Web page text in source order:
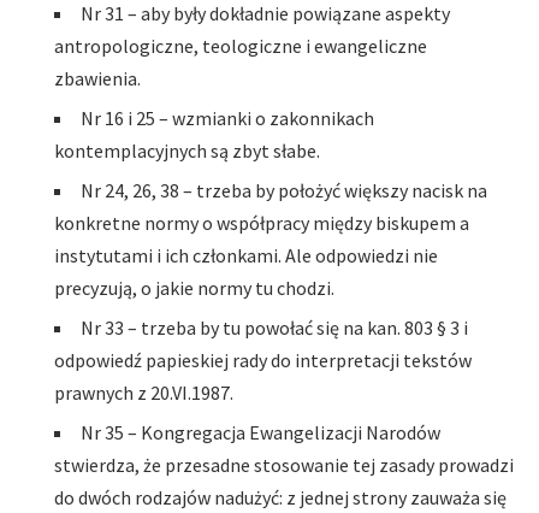
Nr 31 – aby były dokładnie powiązane aspekty
antropologiczne, teologiczne i ewangeliczne
zbawienia.
Nr 16 i 25 – wzmianki o zakonnikach
kontemplacyjnych są zbyt słabe.
Nr 24, 26, 38 – trzeba by położyć większy nacisk na
konkretne normy o współpracy między biskupem a
instytutami i ich członkami. Ale odpowiedzi nie
precyzują, o jakie normy tu chodzi.
Nr 33 – trzeba by tu powołać się na kan. 803 § 3 i
odpowiedź papieskiej rady do interpretacji tekstów
prawnych z 20.VI.1987.
Nr 35 – Kongregacja Ewangelizacji Narodów
stwierdza, że przesadne stosowanie tej zasady prowadzi
do dwóch rodzajów nadużyć: z jednej strony zauważa się